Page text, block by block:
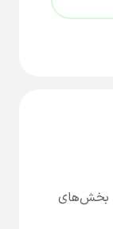
بخش‌های